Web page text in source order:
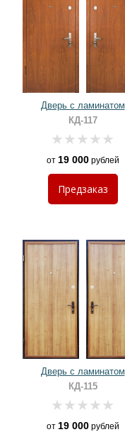
Дверь с ламинатом
КД-117
от 19 000рублей
Предзаказ
Дверь с ламинатом
КД-115
от 19 000рублей